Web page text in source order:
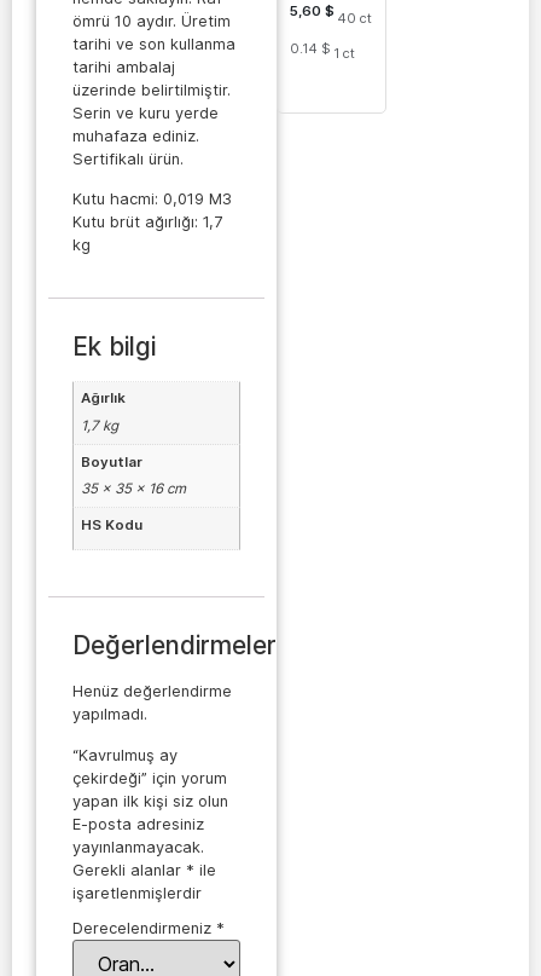
ömrü 10 aydır. Üretim
tarihi ve son kullanma
tarihi ambalaj
üzerinde belirtilmiştir.
Serin ve kuru yerde
muhafaza ediniz.
Sertifikalı ürün.
Kutu hacmi: 0,019 M3
Kutu brüt ağırlığı: 1,7
kg
Ek bilgi
Ağırlık
1,7 kg
Boyutlar
35 × 35 × 16 cm
HS Kodu
Değerlendirmeler
Henüz değerlendirme
yapılmadı.
“Kavrulmuş ay
çekirdeği” için yorum
yapan ilk kişi siz olun
E-posta adresiniz
yayınlanmayacak.
Gerekli alanlar * ile
işaretlenmişlerdir
Derecelendirmeniz *
çekirdeği
5,60$ 40 ct
0.14 $ 1 ct